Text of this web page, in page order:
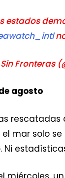
estados
Fronteras
agosto
mar solo
Ni